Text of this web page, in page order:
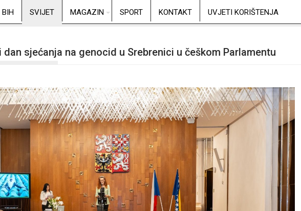
BIH SVIJET MAGAZIN SPORT KONTAKT UVJETI KORIŠTENJA
sjećanja na genocid u Srebrenici u češkom Parlamentu